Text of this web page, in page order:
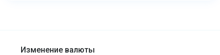
Изменение валюты